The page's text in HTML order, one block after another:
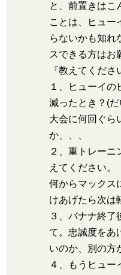
と、前置きはこ
ことは、ヒュー
らないかも知れ
スできる方はお
『教えてくださ
１、ヒューイの
減ったとき？(だ
大会に何回ぐら
か、、、
２、重トレーニ
えてください。
何からマックス
けあげたら次は
３、バナナ終了
て。忠誠度をあ
いのか、別の方
４、もうヒュー